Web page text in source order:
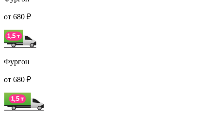
от 680 ₽
Фургон
от 680 ₽